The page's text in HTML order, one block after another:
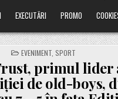
EXECUTĂRI PROMO
POSTED
IN
EVENIMENT SPORT
primul lider
de old-boys,